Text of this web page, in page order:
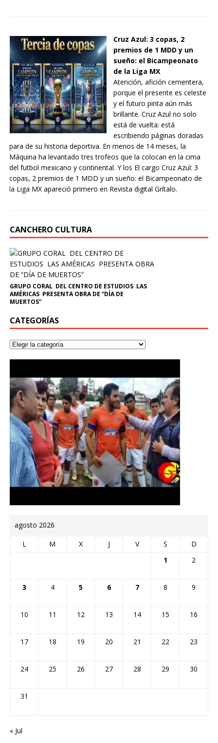
Cruz Azul: 3 copas, 2
premios de 1 MDD y un
sueño: el Bicampeonato
de la Liga MX
Atención, afición cementera,
porque el presente es celeste
y el futuro pinta aún más
brillante. Cruz Azul no solo
está de vuelta: está
escribiendo páginas doradas
para de su historia deportiva. En menos de 14 meses, la
Máquina ha levantado tres trofeos que la colocan en la cima
del futbol mexicano y continental. Y los El cargo Cruz Azul: 3
copas, 2 premios de 1 MDD y un sueño: el Bicampeonato de
la Liga MX apareció primero en Revista digital Grítalo.
CANCHERO CULTURA
GRUPO CORAL DEL CENTRO DE ESTUDIOS LAS
AMÉRICAS PRESENTA OBRA DE “DÍA DE
MUERTOS”
CATEGORÍAS
agosto 2026
L M X J V S
D
1
2
3 4 5 6 7 8 9
10 11 12 13 14 15 16
17 18 19 20 21 22 23
24 25 26 27 28 29 30
31
« Jul